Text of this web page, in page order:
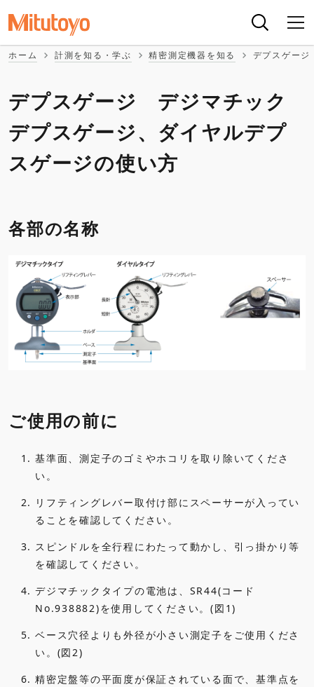
ホーム 計測を知る・学ぶ 精密測定機器を知る デプスゲー
デプスゲージ デジマチック
デプスゲージ、ダイヤルデプ
スゲージの使い方
各部の名称
ご使用の前に
1. 基準面、測定子のゴミやホコリを取り除いてくださ
い。
2. リフティングレバー取付け部にスペーサーが入ってい
ることを確認してください。
3. スピンドルを全行程にわたって動かし、引っ掛かり等
を確認してください。
4. デジマチックタイプの電池は、SR44(コード
No.938882)を使用してください。(図1)
5. ベース穴径よりも外径が小さい測定子をご使用くださ
い。(図2)
6. 精密定盤等の平面度が保証されている面で、基準点を